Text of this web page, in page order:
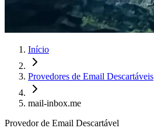
Início
Provedores de Email Descartáveis
mail-inbox.me
Provedor de Email Descartável